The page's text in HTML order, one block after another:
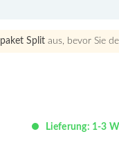
Lieferung: 1-3
Splitaus, bevor Sie